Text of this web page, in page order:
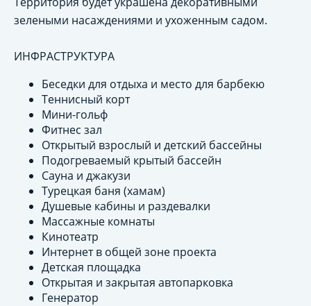
зелеными насаждениями и ухоженным садом.
ИНФРАСТРУКТУРА
Беседки для отдыха и место для барбекю
Теннисный корт
Мини-гольф
Фитнес зал
Открытый взрослый и детский бассейны
Подогреваемый крытый бассейн
Сауна и джакузи
Турецкая баня (хамам)
Душевые кабины и раздевалки
Массажные комнаты
Кинотеатр
Интернет в общей зоне проекта
Детская площадка
Открытая и закрытая автопарковка
Генератор